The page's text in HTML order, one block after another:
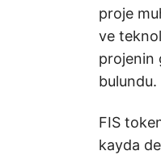
proje
ve
projenin
bulundu.
FIS
kayda